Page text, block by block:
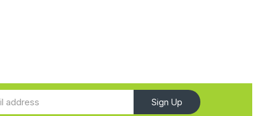
Sign Up